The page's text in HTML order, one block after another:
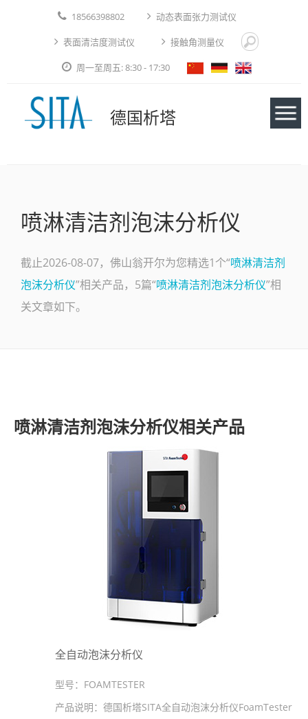
18566398802 动态表面张力测试仪
表面清洁度测试仪 接触角测量仪
周一至周五: 8:30 - 17:30
德国析塔
应用实例
技术论文
免费测试
喷淋清洁剂泡沫分析仪
截止2026-08-07，佛山翁开尔为您精选1个“喷淋清洁剂
泡沫分析仪”相关产品，5篇“喷淋清洁剂泡沫分析仪”相
关文章如下。
喷淋清洁剂泡沫分析仪相关产品
全自动泡沫分析仪
型号： FOAMTESTER
产品说明： 德国析塔SITA全自动泡沫分析仪FoamTester